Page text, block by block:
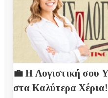
💼 Η Λογιστική σου
στα Καλύτερα Χέρια!